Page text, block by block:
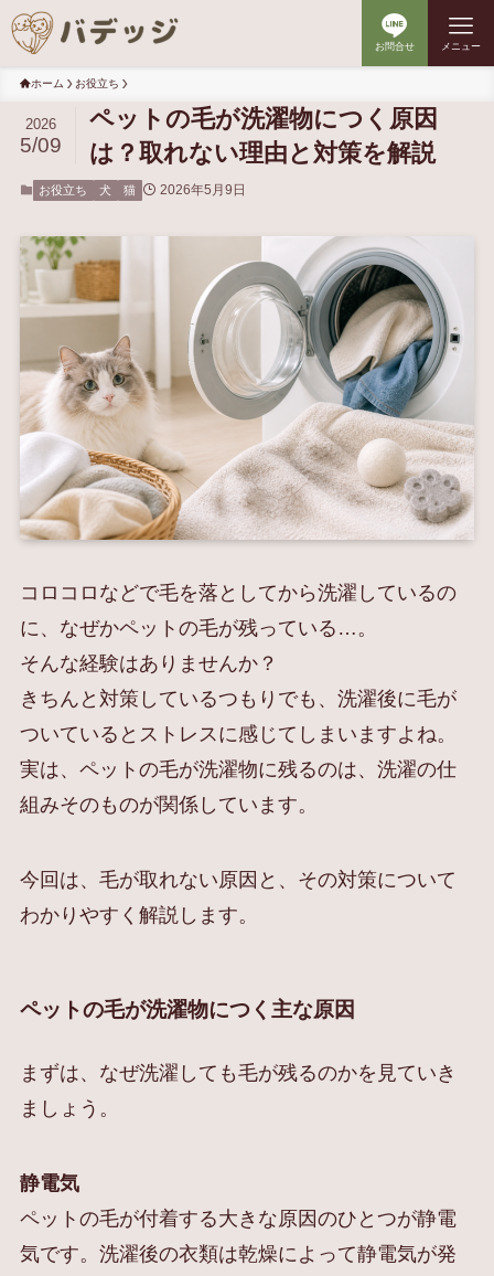
お問合せ メニュー
ホーム お役立ち
ペットの毛が洗濯物につく原因
は？取れない理由と対策を解説
2026
5/09
お役立ち 犬 猫 2026年5月9日
コロコロなどで毛を落としてから洗濯しているの
に、なぜかペットの毛が残っている…。
そんな経験はありませんか？
きちんと対策しているつもりでも、洗濯後に毛が
ついているとストレスに感じてしまいますよね。
実は、ペットの毛が洗濯物に残るのは、洗濯の仕
組みそのものが関係しています。
今回は、毛が取れない原因と、その対策について
わかりやすく解説します。
ペットの毛が洗濯物につく主な原因
まずは、なぜ洗濯しても毛が残るのかを見ていき
ましょう。
静電気
ペットの毛が付着する大きな原因のひとつが静電
気です。洗濯後の衣類は乾燥によって静電気が発